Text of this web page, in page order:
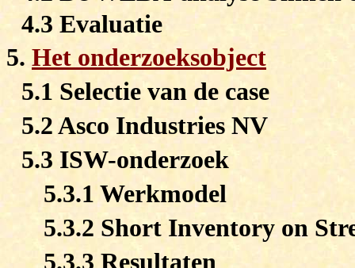
4.3 Evaluatie
5. Het onderzoeksobject
5.1 Selectie van de case
5.2 Asco Industries NV
5.3 ISW-onderzoek
5.3.1 Werkmodel
5.3.2 Short Inventory on
5.3.3 Resultaten